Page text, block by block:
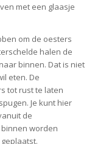
met een glaasje
om de oesters
halen de
binnen. Dat is niet
eten. De
tot rust te laten
Je kunt hier
de
worden